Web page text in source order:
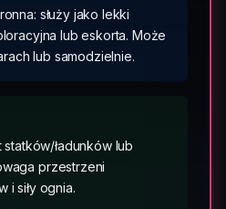
służy jako lekki
lub eskorta. Może
lub samodzielnie.
ładunków lub
przestrzeni
i siły ognia.